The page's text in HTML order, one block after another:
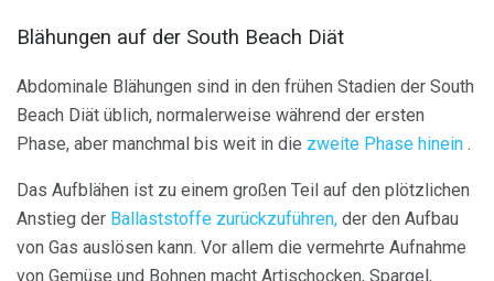
Blähungen auf der South Beach Diät
Abdominale Blähungen sind in den frühen Stadien der South
Beach Diät üblich, normalerweise während der ersten
Phase, aber manchmal bis weit in die zweite Phase hinein .
Das Aufblähen ist zu einem großen Teil auf den plötzlichen
Anstieg der Ballaststoffe zurückzuführen, der den Aufbau
von Gas auslösen kann. Vor allem die vermehrte Aufnahme
von Gemüse und Bohnen macht Artischocken, Spargel,